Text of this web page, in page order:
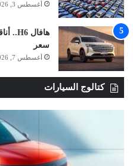
أغسطس 3, 2026
سعر
أغسطس 7, 2026
كتالوج السيارات